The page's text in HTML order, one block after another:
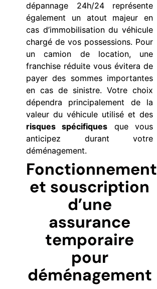
dépannage 24h/24 représente
également un atout majeur en
cas d’immobilisation du véhicule
chargé de vos possessions. Pour
un camion de location, une
franchise réduite vous évitera de
payer des sommes importantes
en cas de sinistre. Votre choix
dépendra principalement de la
valeur du véhicule utilisé et des
risques spécifiques que vous
anticipez durant votre
déménagement.
Fonctionnement
et souscription
d’une
assurance
temporaire
pour
déménagement